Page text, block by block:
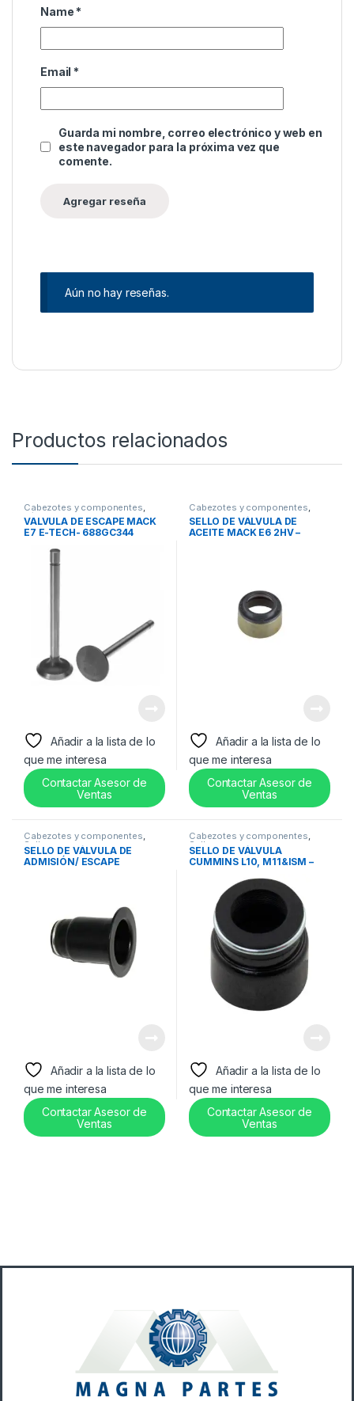
Name *
Email *
Guarda mi nombre, correo electrónico y web en
este navegador para la próxima vez que
comente.
Aún no hay reseñas.
Productos relacionados
Cabezotes y componentes
Válvula escape
VALVULA DE ESCAPE MACK
E7 E-TECH- 688GC344
Añadir a la lista de lo
que me interesa
Contactar Asesor de
Ventas
Cabezotes y componentes
Sellos
SELLO DE VÁLVULA DE
ACEITE MACK E6 2HV –
Añadir a la lista de lo
que me interesa
Contactar Asesor de
Ventas
Cabezotes y componentes,
Sellos
SELLO DE VÁLVULA DE
ADMISIÓN/ ESCAPE
Añadir a la lista de lo
que me interesa
Contactar Asesor de
Ventas
Cabezotes y componentes,
Sellos
SELLO DE VÁLVULA
CUMMINS L10, M11&ISM –
Añadir a la lista de lo
que me interesa
Contactar Asesor de
Ventas